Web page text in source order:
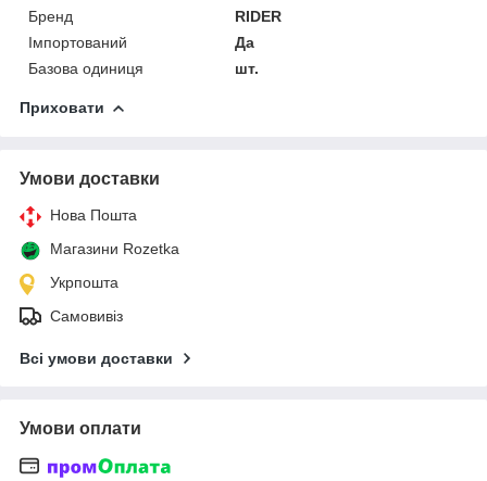
Бренд
RIDER
Імпортований
Да
Базова одиниця
шт.
Приховати
Умови доставки
Нова Пошта
Магазини Rozetka
Укрпошта
Самовивіз
Всі умови доставки
Умови оплати